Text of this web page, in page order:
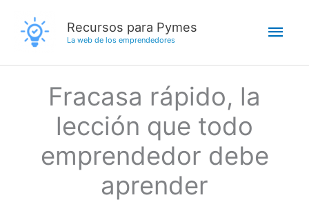
contenido
Recursos para Pymes
La web de los emprendedores
Fracasa rápido, la
lección que todo
emprendedor debe
aprender